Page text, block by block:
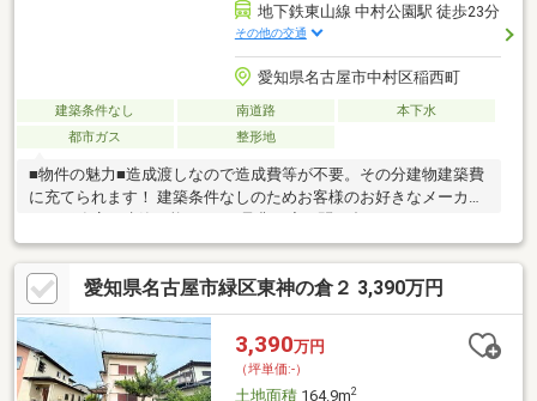
地下鉄東山線 中村公園駅 徒歩23分
その他の交通
愛知県名古屋市中村区稲西町
建築条件なし 南道路
本下水
都市ガス
整形地
■物件の魅力■造成渡しなので造成費等が不要。その分建物建築費
に充てられます！ 建築条件なしのためお客様のお好きなメーカ
ー、工務店で建築可能ですよ♪是非一度お問い合わせくださいま
せ！■生活環境■・公園、保育園、小学校が近くに揃っているので
子育て世帯にも住みやすく安心の住環境です♪・周辺商業施設が充
実♪コンビニ徒歩約5分♪車がなくても生活できます。・稲西公園
まで徒歩約4分！休日は家族でのんびりピクニックやお子様と遊ん
でリフレッシュしていただけます◎■周辺環境■・稲西小学校
312ｍ 徒歩約4分 ・豊正中学校 846ｍ 徒歩約11分・荒
輪井保育園 243m 徒歩約4分
愛知県名古屋市緑区東神の倉２ 3,390万円
3,390万円
（坪単価:-）
土地面積164.9m2